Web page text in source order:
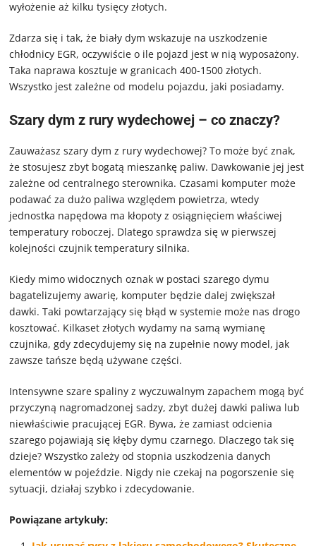
wyłożenie aż kilku tysięcy złotych.
Zdarza się i tak, że biały dym wskazuje na uszkodzenie
chłodnicy EGR, oczywiście o ile pojazd jest w nią wyposażony.
Taka naprawa kosztuje w granicach 400-1500 złotych.
Wszystko jest zależne od modelu pojazdu, jaki posiadamy.
Szary dym z rury wydechowej – co znaczy?
Zauważasz szary dym z rury wydechowej? To może być znak,
że stosujesz zbyt bogatą mieszankę paliw. Dawkowanie jej jest
zależne od centralnego sterownika. Czasami komputer może
podawać za dużo paliwa względem powietrza, wtedy
jednostka napędowa ma kłopoty z osiągnięciem właściwej
temperatury roboczej. Dlatego sprawdza się w pierwszej
kolejności czujnik temperatury silnika.
Kiedy mimo widocznych oznak w postaci szarego dymu
bagatelizujemy awarię, komputer będzie dalej zwiększał
dawki. Taki powtarzający się błąd w systemie może nas drogo
kosztować. Kilkaset złotych wydamy na samą wymianę
czujnika, gdy zdecydujemy się na zupełnie nowy model, jak
zawsze tańsze będą używane części.
Intensywne szare spaliny z wyczuwalnym zapachem mogą być
przyczyną nagromadzonej sadzy, zbyt dużej dawki paliwa lub
niewłaściwie pracującej EGR. Bywa, że zamiast odcienia
szarego pojawiają się kłęby dymu czarnego. Dlaczego tak się
dzieje? Wszystko zależy od stopnia uszkodzenia danych
elementów w pojeździe. Nigdy nie czekaj na pogorszenie się
sytuacji, działaj szybko i zdecydowanie.
Powiązane artykuły: